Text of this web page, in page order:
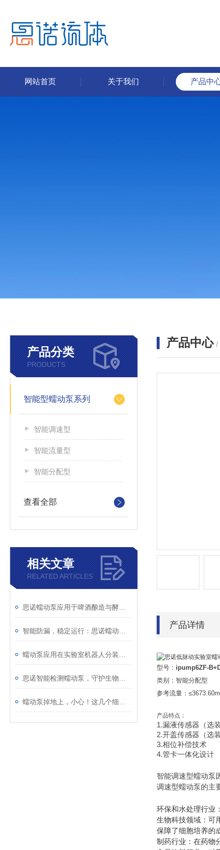
网站首页 关于我们 产品中
产品分类
PRODUCTS
智能型蠕动泵系列
智能调速型
智能流量型
智能分配型
查看全部
相关文章
RELATED ARTICLES
产品中心 /
产品详情
型号： ipump6ZF-
类别：智能分配型
参考流量：
产品特点：
1.漏液传感器（选
2.开盖传感器（选
3.相位补偿技术
4.管卡一体化设计
智能调速型蠕动泵
调速型蠕动泵的主
环保和水处理行业
生物科技领域：可
保障了细胞培养的
制药行业：在药物